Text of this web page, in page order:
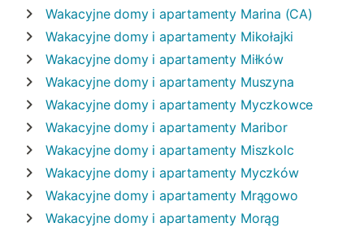
Wakacyjne domy i apartamenty Marina (CA)
Wakacyjne domy i apartamenty Mikołajki
Wakacyjne domy i apartamenty Miłków
Wakacyjne domy i apartamenty Muszyna
Wakacyjne domy i apartamenty Myczkowce
Wakacyjne domy i apartamenty Maribor
Wakacyjne domy i apartamenty Miszkolc
Wakacyjne domy i apartamenty Myczków
Wakacyjne domy i apartamenty Mrągowo
Wakacyjne domy i apartamenty Morąg